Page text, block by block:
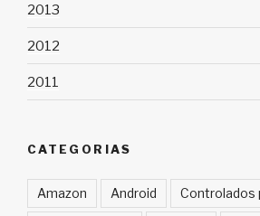
2013
2012
2011
CATEGORIAS
Amazon Android Controlados